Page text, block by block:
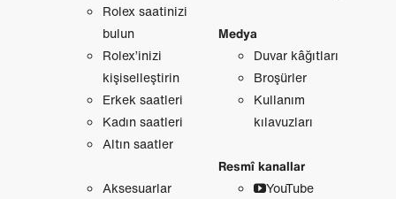
Rolex saatinizi
bulun
Rolex’inizi
kişiselleştirin
Erkek saatleri
Kadın saatleri
Altın saatler
Aksesuarlar
Medya
Duvar kâğıtları
Broşürler
Kullanım
kılavuzları
Resmî kanallar
YouTube